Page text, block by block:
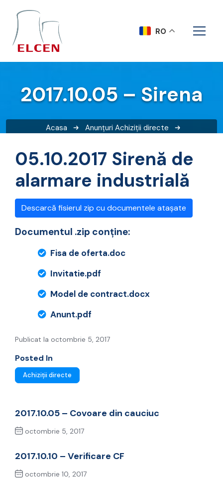
2017.10.05 – Sirena
Acasa Anunțuri Achiziții directe
05.10.2017 Sirenă de
alarmare industrială
Descarcă fisierul zip cu documentele atașate
Documentul .zip conține:
Fisa de oferta.doc
Invitatie.pdf
Model de contract.docx
Anunt.pdf
Publicat la octombrie 5, 2017
Posted In
Achiziții directe
2017.10.05 – Covoare din cauciuc
octombrie 5, 2017
2017.10.10 – Verificare CF
octombrie 10, 2017
RO